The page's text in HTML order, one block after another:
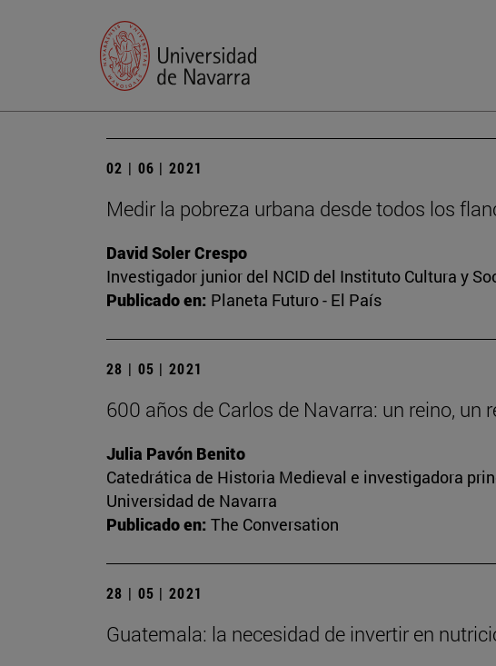
02 | 06 | 2021
Medir la pobreza urbana desde todos los
David Soler Crespo
Investigador junior del NCID del Instituto Cultura y
Publicado en: Planeta Futuro - El País
28 | 05 | 2021
600 años de Carlos de Navarra: un reino, un
Julia Pavón Benito
Catedrática de Historia Medieval e investigadora
Universidad de Navarra
Publicado en: The Conversation
28 | 05 | 2021
Guatemala: la necesidad de invertir en